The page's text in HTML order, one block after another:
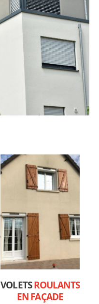
VOLETSROULANTS
EN FAÇADE